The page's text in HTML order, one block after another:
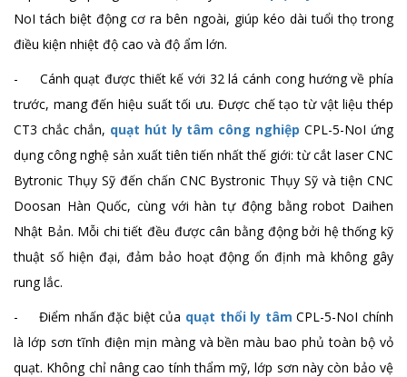
Chi tiết
NoI tách biệt động cơ ra bên ngoài, giúp kéo dài tuổi thọ trong
điều kiện nhiệt độ cao và độ ẩm lớn.
- Cánh quạt được thiết kế với 32 lá cánh cong hướng về phía
trước, mang đến hiệu suất tối ưu. Được chế tạo từ vật liệu thép
CT3 chắc chắn, quạt hút ly tâm công nghiệp CPL-5-NoI ứng
dụng công nghệ sản xuất tiên tiến nhất thế giới: từ cắt laser CNC
Bytronic Thụy Sỹ đến chấn CNC Bystronic Thụy Sỹ và tiện CNC
Doosan Hàn Quốc, cùng với hàn tự động bằng robot Daihen
Nhật Bản. Mỗi chi tiết đều được cân bằng động bởi hệ thống kỹ
thuật số hiện đại, đảm bảo hoạt động ổn định mà không gây
rung lắc.
- Điểm nhấn đặc biệt của quạt thổi ly tâm CPL-5-NoI chính
là lớp sơn tĩnh điện mịn màng và bền màu bao phủ toàn bộ vỏ
quạt. Không chỉ nâng cao tính thẩm mỹ, lớp sơn này còn bảo vệ